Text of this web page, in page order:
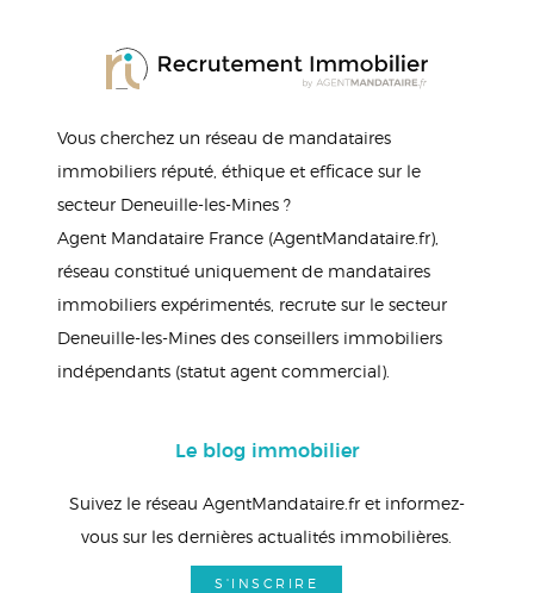
Vous cherchez un réseau de mandataires
immobiliers réputé, éthique et efficace sur le
secteur Deneuille-les-Mines ?
Agent Mandataire France (AgentMandataire.fr),
réseau constitué uniquement de mandataires
immobiliers expérimentés, recrute sur le secteur
Deneuille-les-Mines des conseillers immobiliers
indépendants (statut agent commercial).
Le blog immobilier
Suivez le réseau AgentMandataire.fr et informez-
vous sur les dernières actualités immobilières.
S'INSCRIRE